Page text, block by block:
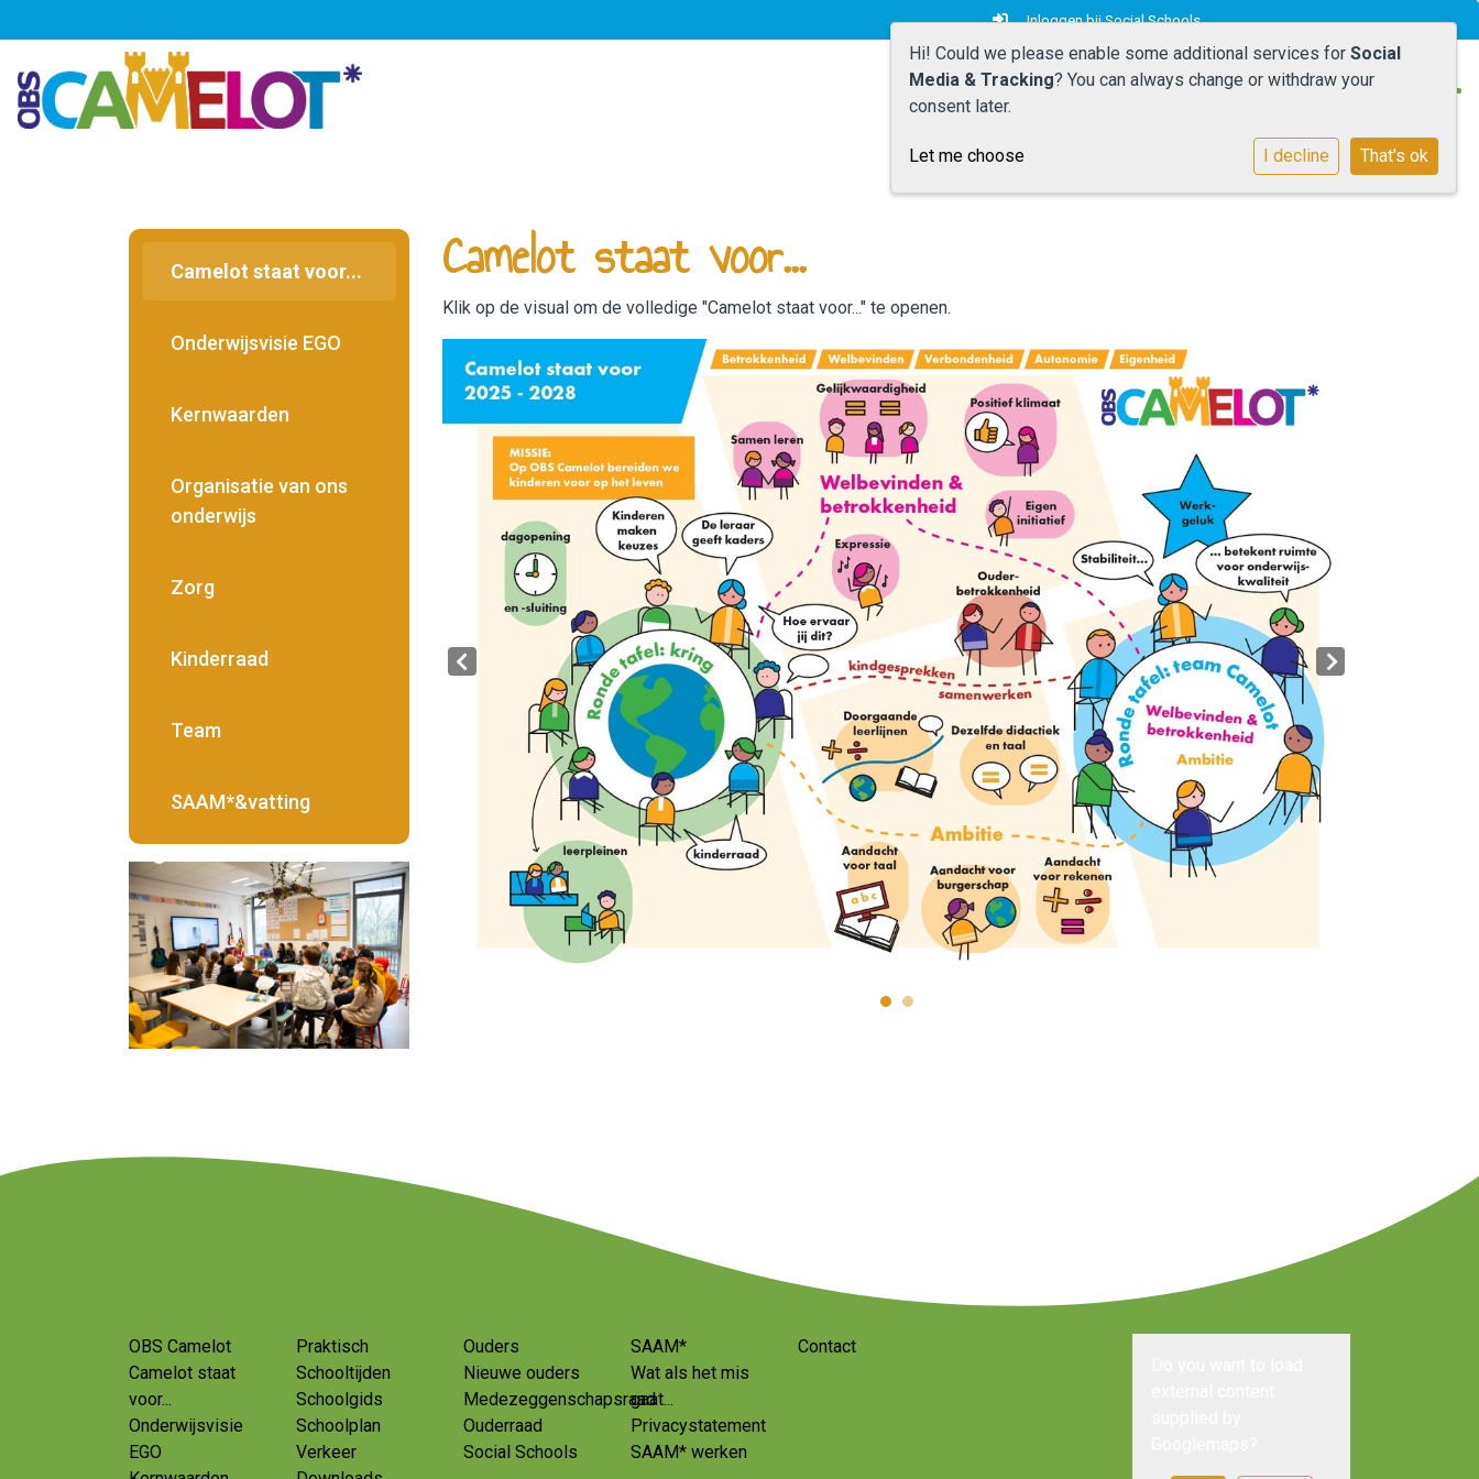
Inloggen bij Social Schools
Camelot staat voor...
Onderwijsvisie EGO
Kernwaarden
Organisatie van ons
onderwijs
Zorg
Kinderraad
Team
SAAM*&vatting
Camelot staat voor...
Klik op de visual om de volledige "Camelot staat voor..." te openen.
OBS Camelot
Camelot staat
voor...
Onderwijsvisie
EGO
Praktisch
Schooltijden
Schoolgids
Schoolplan
Verkeer
Ouders
Nieuwe ouders
Medezeggenschapsraad
Ouderraad
Social Schools
SAAM*
Wat als het mis
gaat...
Privacystatement
SAAM* werken
Contact
Hi! Could we please enable some additional services for Social
Media & Tracking? You can always change or withdraw your
consent later.
Let me choose I decline That's ok